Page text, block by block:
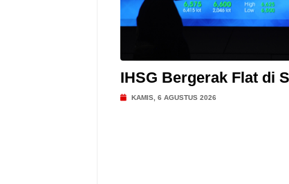
IHSG Bergerak Flat di
KAMIS, 6 AGUSTUS 2026